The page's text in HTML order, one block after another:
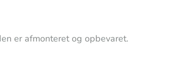
er afmonteret og opbevaret.